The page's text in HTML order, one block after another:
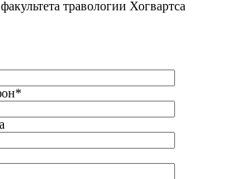
травологии Хогвартса
*